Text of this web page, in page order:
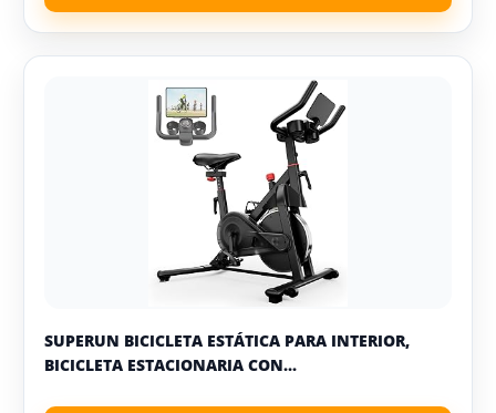
SUPERUN BICICLETA ESTÁTICA PARA INTERIOR,
BICICLETA ESTACIONARIA CON...